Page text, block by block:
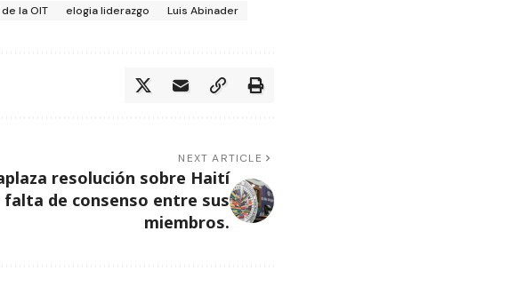
la OIT elogia liderazgo Luis Abinader
NEXT ARTICLE
resolución sobre Haití
falta de consenso entre sus
miembros.